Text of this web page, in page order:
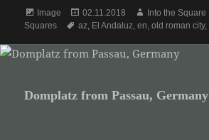
Format
Image
Posted
on
02.11.2018 Author
Into the Square
Squares
Tags
az, El Andaluz,en,old roman city,
Domplatz from Passau, Germany